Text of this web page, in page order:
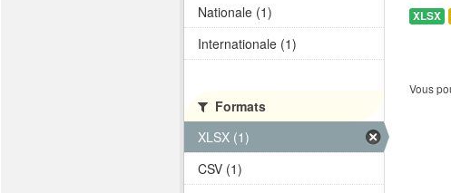
XLSX
Vous
Nationale (1)
Internationale (1)
Formats
XLSX (1)
CSV (1)